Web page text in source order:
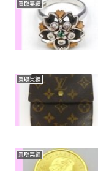
買取実績
買取実績
買取実績